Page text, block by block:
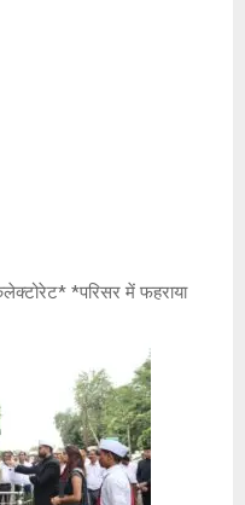
*परिसर में फहराया